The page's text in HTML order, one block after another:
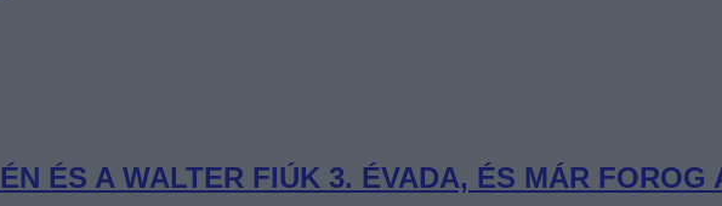
ÉS A WALTER FIÚK 3. ÉVADA, ÉS MÁR FOROG